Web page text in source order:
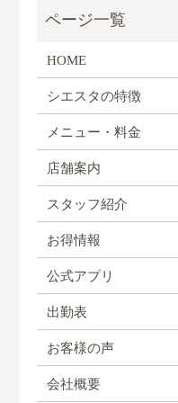
HOME
シエスタの特徴
メニュー・料金
店舗案内
スタッフ紹介
お得情報
公式アプリ
出勤表
お客様の声
会社概要